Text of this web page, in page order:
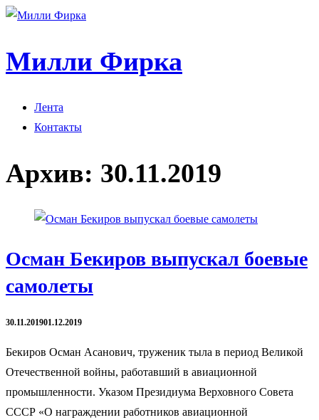
Милли Фирка
Лента
Контакты
Архив: 30.11.2019
Осман Бекиров выпускал боевые
самолеты
30.11.201901.12.2019
Бекиров Осман Асанович, труженик тыла в период Великой
Отечественной войны, работавший в авиационной
промышленности. Указом Президиума Верховного Совета
СССР «О награждении работников авиационной